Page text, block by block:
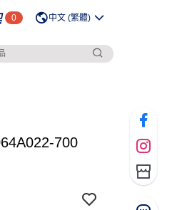
0 中文 (繁體)
700